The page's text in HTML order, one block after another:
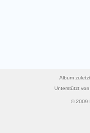
Album
Unterstützt
© 2009